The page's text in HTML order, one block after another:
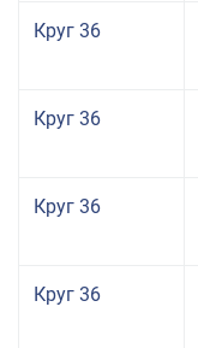
Круг 36
Круг 36
Круг 36
Круг 36